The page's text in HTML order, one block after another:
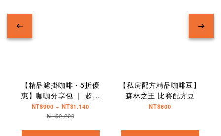
【精品濾掛咖啡・5折優
惠】咖咖分享包 ｜ 超值
組合
NT$900 ~ NT$1,140
NT$2,290
【私房配方精品咖啡豆】
森林之王 比賽配方豆
NT$600